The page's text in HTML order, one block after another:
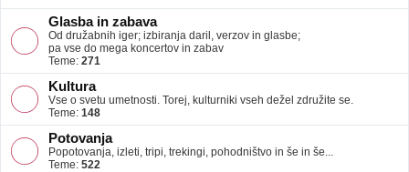
Glasba in zabava
Od družabnih iger; izbiranja daril, verzov in glasbe;
pa vse do mega koncertov in zabav
Teme: 271
Kultura
Vse o svetu umetnosti. Torej, kulturniki vseh dežel združite se.
Teme: 148
Potovanja
Popotovanja, izleti, tripi, trekingi, pohodništvo in še in še...
Teme: 522